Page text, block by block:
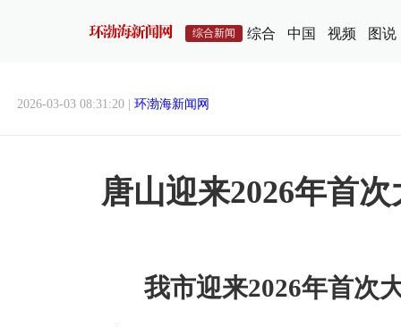
综合新闻 综合 中国 视频 图说
2026-03-03 08:31:20 | 环渤海新闻网
唐山迎来2026年首
我市迎来2026年首次